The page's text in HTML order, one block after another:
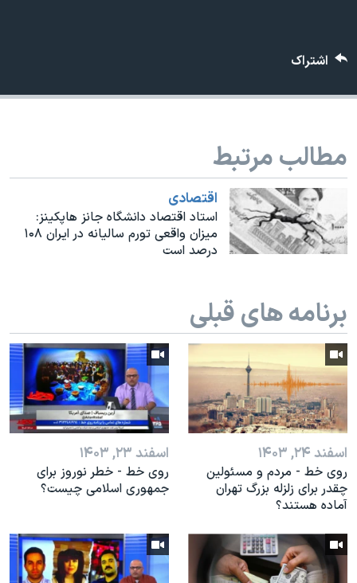
صفحه‌های ویژه
سفر پرزیدنت ترامپ به چین
اشتراک
مطالب مرتبط
اقتصادی
استاد اقتصاد دانشگاه جانز هاپکینز:
میزان واقعی تورم سالیانه در ایران ۱۰۸
درصد است
برنامه های قبلی
اسفند ۲۴, ۱۴۰۳
روی خط - مردم و مسئولین
چقدر برای زلزله بزرگ تهران
آماده هستند؟
اسفند ۲۳, ۱۴۰۳
روی خط - خطر نوروز برای
جمهوری اسلامی چیست؟